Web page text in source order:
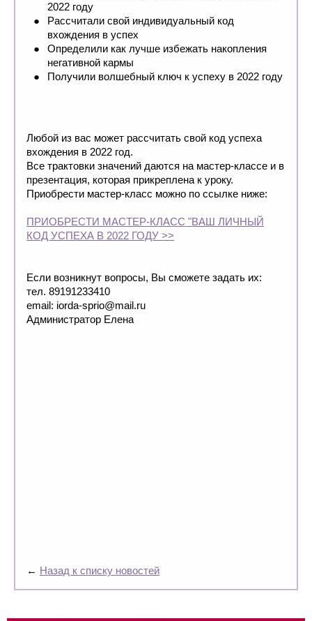
2022 году
Рассчитали свой индивидуальный код
вхождения в успех
Определили как лучше избежать накопления
негативной кармы
Получили волшебный ключ к успеху в 2022 году
Любой из вас может рассчитать свой код успеха
вхождения в 2022 год.
Все трактовки значений даются на мастер-классе и в
презентация, которая прикреплена к уроку.
Приобрести мастер-класс можно по ссылке ниже:
ПРИОБРЕСТИ МАСТЕР-КЛАСС "ВАШ ЛИЧНЫЙ
КОД УСПЕХА В 2022 ГОДУ >>
Если возникнут вопросы, Вы сможете задать их:
тел. 89191233410
email: iorda-sprio@mail.ru
Администратор Елена
← Назад к списку новостей